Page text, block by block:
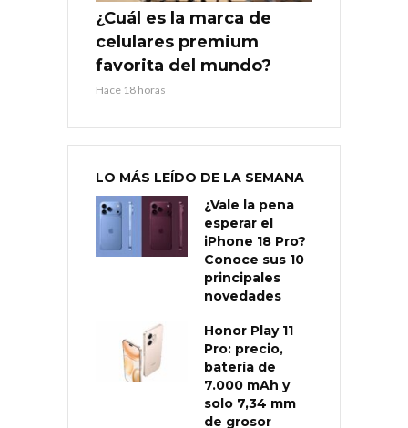
¿Cuál es la marca de
celulares premium
favorita del mundo?
Hace 18 horas
LO MÁS LEÍDO DE LA SEMANA
¿Vale la pena
esperar el
iPhone 18 Pro?
Conoce sus 10
principales
novedades
Honor Play 11
Pro: precio,
batería de
7.000 mAh y
solo 7,34 mm
de grosor